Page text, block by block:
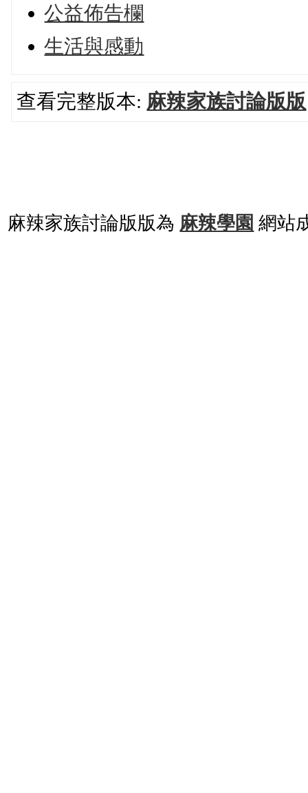
公益佈告欄
生活與感動
查看完整版本: 麻辣家族討論版版
麻辣家族討論版版為 麻辣學園 網站